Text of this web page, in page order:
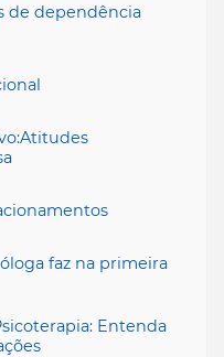
de dependência
faz na primeira
Entenda